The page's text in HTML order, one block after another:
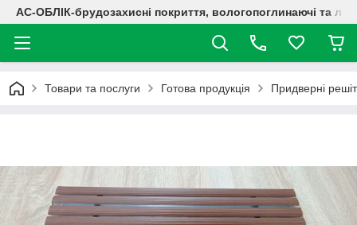
АС-ОБЛІК-брудозахисні покриття, вологопоглинаючі та
Товари та послуги Готова продукція Придверні